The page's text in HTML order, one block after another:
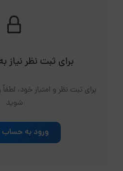
برای ثبت نظر نیاز
برای ثبت نظر و امتیاز خود،
شوید
ورود به حساب